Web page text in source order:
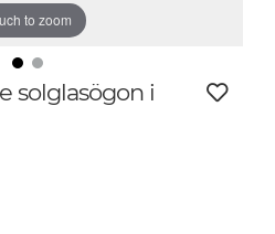
to zoom
solglasögon i